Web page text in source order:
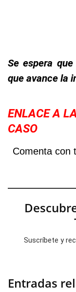
Se espera
que avance la
ENLACE A
CASO
Comenta con
Suscríbete y
Entradas